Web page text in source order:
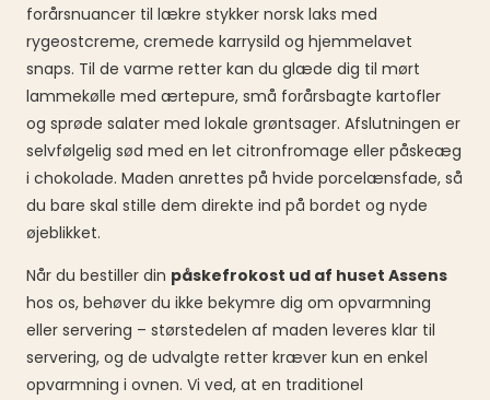
forårsnuancer til lækre stykker norsk laks med
rygeostcreme, cremede karrysild og hjemmelavet
snaps. Til de varme retter kan du glæde dig til mørt
lammekølle med ærtepure, små forårsbagte kartofler
og sprøde salater med lokale grøntsager. Afslutningen er
selvfølgelig sød med en let citronfromage eller påskeæg
i chokolade. Maden anrettes på hvide porcelænsfade, så
du bare skal stille dem direkte ind på bordet og nyde
øjeblikket.
Når du bestiller din påskefrokost ud af huset Assens
hos os, behøver du ikke bekymre dig om opvarmning
eller servering – størstedelen af maden leveres klar til
servering, og de udvalgte retter kræver kun en enkel
opvarmning i ovnen. Vi ved, at en traditionel